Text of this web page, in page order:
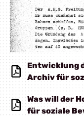
Entwicklung
Archiv für
Was will der
für soziale